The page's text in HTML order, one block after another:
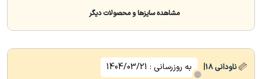
مشاهده سایزها و محصولات دیگر
ناودانی18
| به روزرسانی : 1404/03/21